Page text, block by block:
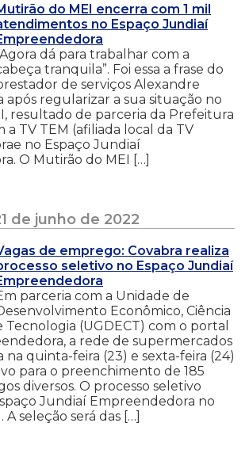
do MEI encerra com 1 mil
no Espaço Jundiaí
dá para trabalhar com a
tranquila”. Foi essa a frase do
de serviços Alexandre
após regularizar a sua situação no
resultado de parceria da Prefeitura
a TV TEM (afiliada local da TV
no Espaço Jundiaí
O Mutirão do MEI […]
de junho de 2022
de emprego: Covabra realiza
seletivo no Espaço Jundiaí
parceria com a Unidade de
Econômico, Ciência
Tecnologia (UGDECT) com o portal
a rede de supermercados
na quinta-feira (23) e sexta-feira (24)
para o preenchimento de 185
diversos. O processo seletivo
Jundiaí Empreendedora no
A seleção será das […]